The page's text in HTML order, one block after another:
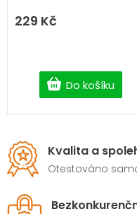
229 Kč
Do košíku
Kvalita a
Otestováno